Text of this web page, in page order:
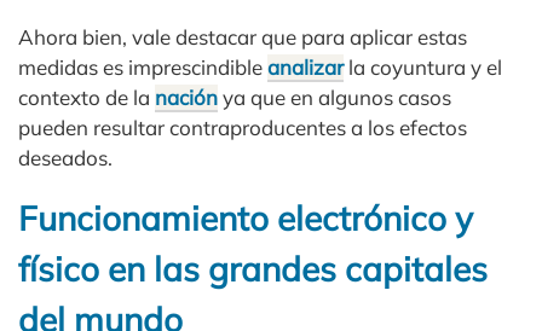
Ahora bien, vale destacar que para aplicar estas
medidas es imprescindibleanalizarla coyuntura y el
contexto de la naciónya que en algunos casos
pueden resultar contraproducentes a los efectos
deseados.
Funcionamiento electrónico y
físico en las grandes capitales
del mundo